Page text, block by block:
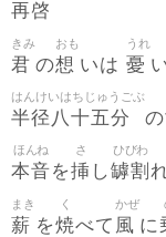
再啓
君
きみ
の想
おも
いは 憂
うれ
半径八十五分
はんけいはちじゅうごぶ
の
本音
ほんね
を挿
さ
し罅割
ひびわ
薪
まき
を焼
く
べて 風
かぜ
に